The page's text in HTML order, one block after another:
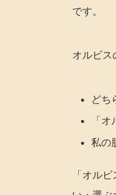
です。
オルビス
どち
「
私の
「オル